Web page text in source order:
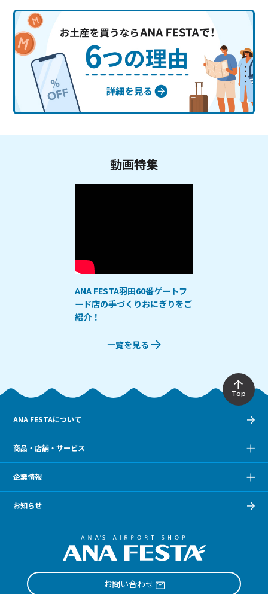
動画特集
ANA FESTA羽田60番ゲートフ
ード店の手づくりおにぎりをご
紹介！
一覧を見る
Top
ANA FESTAについて
商品・店舗・サービス
企業情報
お知らせ
お問い合わせ